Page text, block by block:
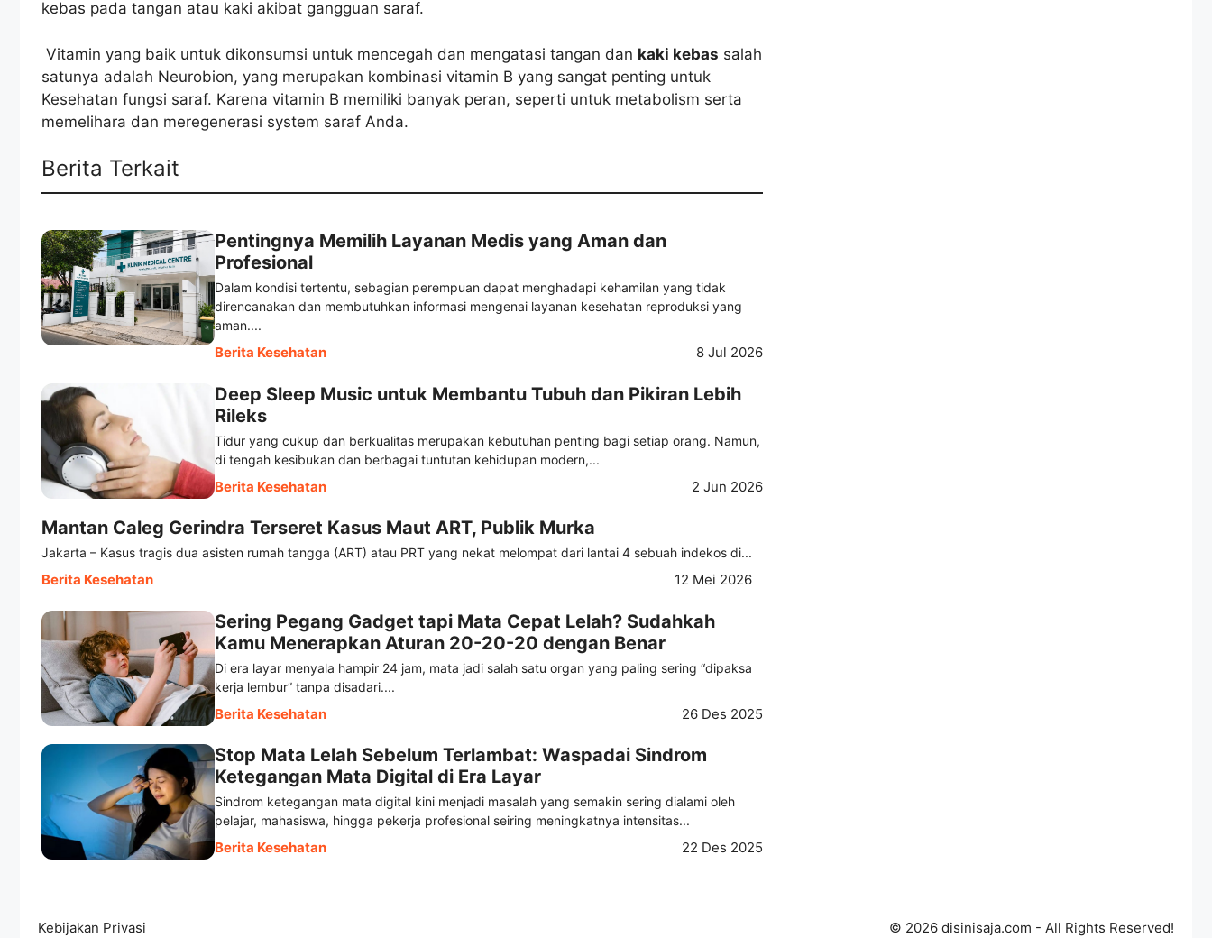
kebas pada tangan atau kaki akibat gangguan saraf.
Vitamin yang baik untuk dikonsumsi untuk mencegah dan mengatasi tangan dan kaki kebas salah
satunya adalah Neurobion, yang merupakan kombinasi vitamin B yang sangat penting untuk
Kesehatan fungsi saraf. Karena vitamin B memiliki banyak peran, seperti untuk metabolism serta
memelihara dan meregenerasi system saraf Anda.
Berita Terkait
Pentingnya Memilih Layanan Medis yang Aman dan
Profesional
Dalam kondisi tertentu, sebagian perempuan dapat menghadapi kehamilan yang tidak
direncanakan dan membutuhkan informasi mengenai layanan kesehatan reproduksi yang
aman....
Berita Kesehatan 8 Jul 2026
Deep Sleep Music untuk Membantu Tubuh dan Pikiran Lebih
Rileks
Tidur yang cukup dan berkualitas merupakan kebutuhan penting bagi setiap orang. Namun,
di tengah kesibukan dan berbagai tuntutan kehidupan modern,...
Berita Kesehatan 2 Jun 2026
Mantan Caleg Gerindra Terseret Kasus Maut ART, Publik Murka
Jakarta – Kasus tragis dua asisten rumah tangga (ART) atau PRT yang nekat melompat dari lantai 4 sebuah indekos di...
Berita Kesehatan 12 Mei 2026
Sering Pegang Gadget tapi Mata Cepat Lelah? Sudahkah
Kamu Menerapkan Aturan 20-20-20 dengan Benar
Di era layar menyala hampir 24 jam, mata jadi salah satu organ yang paling sering “dipaksa
kerja lembur” tanpa disadari....
Berita Kesehatan 26 Des 2025
Stop Mata Lelah Sebelum Terlambat: Waspadai Sindrom
Ketegangan Mata Digital di Era Layar
Sindrom ketegangan mata digital kini menjadi masalah yang semakin sering dialami oleh
pelajar, mahasiswa, hingga pekerja profesional seiring meningkatnya intensitas...
Berita Kesehatan 22 Des 2025
Kebijakan Privasi © 2026 disinisaja.com - All Rights Reserved!